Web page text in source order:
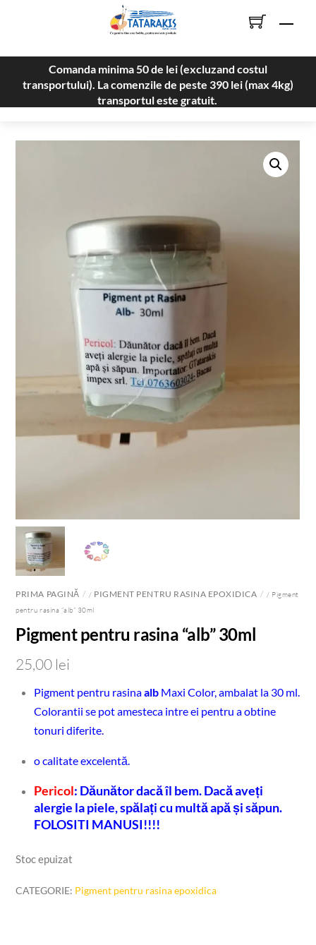
Comanda minima 50 de lei (excluzand costul
transportului). La comenzile de peste 390 lei (max 4kg)
transportul este gratuit.
PRIMA PAGINĂ / PIGMENT PENTRU RASINA EPOXIDICA
/ Pigment
pentru rasina “alb” 30ml
Pigment pentru rasina “alb” 30ml
25,00 lei
Pigment pentru rasinaalb Maxi Color, ambalat la 30 ml.
Colorantii se pot amesteca intre ei pentru a obtine
tonuri diferite.
o calitate excelentă.
Pericol: Dăunător dacă îl bem. Dacă aveți
alergie la piele, spălați cu multă apă și săpun.
FOLOSITI MANUSI!!!!
Stoc epuizat
CATEGORIE: Pigment pentru rasina epoxidica